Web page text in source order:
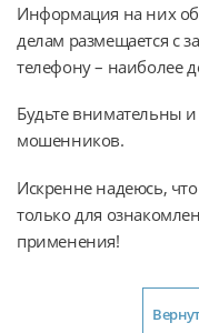
Информация на них
делам размещается с
телефону – наиболее
Будьте внимательны
мошенников.
Искренне надеюсь,
только для
применения!